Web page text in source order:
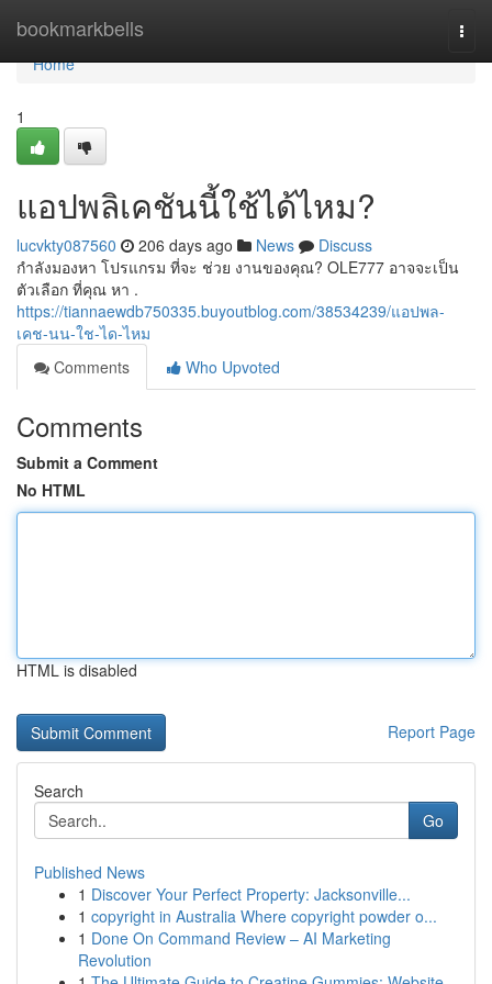
bookmarkbells
Home
Home
1
แอปพลิเคชันนี้ใช้ได้ไหม?
lucvkty087560 206 days ago News
Discuss
กำลังมองหา โปรแกรม ที่จะ ช่วย งานของคุณ? OLE777 อาจจะเป็น
ตัวเลือก ที่คุณ หา .
https://tiannaewdb750335.buyoutblog.com/38534239/แอปพล-
เคช-นน-ใช-ได-ไหม
Comments
Who Upvoted
Comments
Submit a Comment
No HTML
HTML is disabled
Report Page
Search
Go
Published News
1 Discover Your Perfect Property: Jacksonville...
1 copyright in Australia Where copyright powder o...
1 Done On Command Review – AI Marketing
Revolution